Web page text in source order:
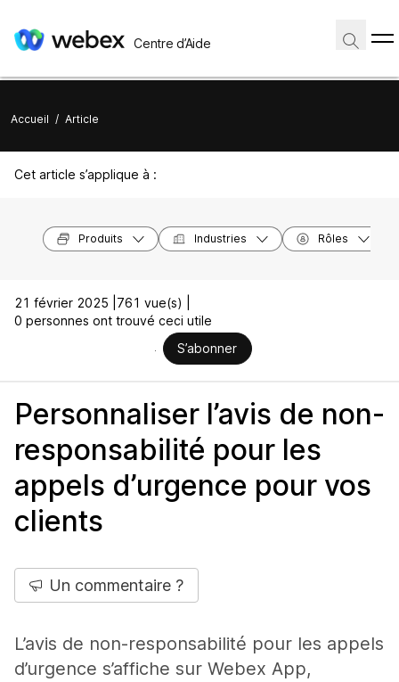
Centre d’Aide
Accueil / Article
Cet article s’applique à :
Produits Industries Rôles
21 février 2025 | 761 vue(s) |
0 personnes ont trouvé ceci utile
S’abonner
Personnaliser l’avis de non-
responsabilité pour les
appels d’urgence pour vos
clients
Un commentaire ?
L’avis de non-responsabilité pour les appels
d’urgence s’affiche sur Webex App,